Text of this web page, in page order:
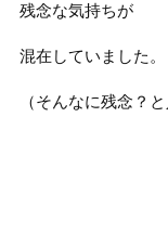
残念な気持ちが
混在していました。
（そんなに残念？